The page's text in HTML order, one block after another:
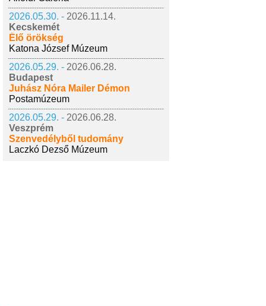
2026.05.30. - 2026.11.14.
Kecskemét
Élő örökség
Katona József Múzeum
2026.05.29. - 2026.06.28.
Budapest
Juhász Nóra Mailer Démon
Postamúzeum
2026.05.29. - 2026.06.28.
Veszprém
Szenvedélyből tudomány
Laczkó Dezső Múzeum